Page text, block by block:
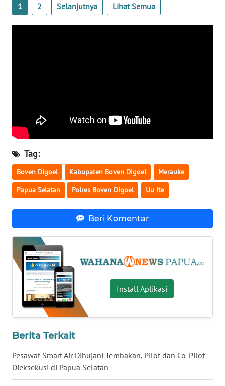
1 2 Selanjutnya Lihat Semua
Tag:
Boven Digoel Kabupaten Boven Digoel Merauke
Papua Selatan Polres Boven Digoel Uu Ite
Beri Komentar
Install Aplikasi
Berita Terkait
Pesawat Smart Air Dihujani Tembakan, Pilot dan Co-Pilot
Dieksekusi di Papua Selatan
WN
BABEL
WN
BENGKULU
WN
LAMPUNG
WN
NUSANTARA
WN
JOGJA